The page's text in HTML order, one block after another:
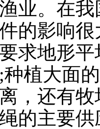
业。在
的影响
求地形
植大面
，还有
的主要